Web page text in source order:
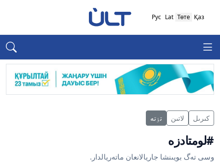
Қаз
Төте
Lat
Рус
كىرىل لاتىن تٶتە
#لومتادزە
وسى تەگ بويىنشا جاريالانعان ماتەريالدار.